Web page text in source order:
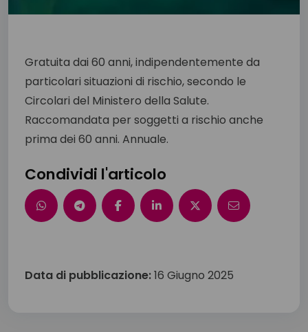
Gratuita dai 60 anni, indipendentemente da
particolari situazioni di rischio, secondo le
Circolari del Ministero della Salute.
Raccomandata per soggetti a rischio anche
prima dei 60 anni. Annuale.
Condividi l'articolo
Data di pubblicazione:16 Giugno 2025